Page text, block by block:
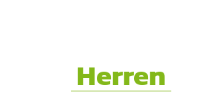
Herren